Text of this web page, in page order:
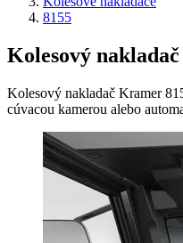
8155
Kolesový
Kolesový nakladač Kramer
cúvacou kamerou alebo